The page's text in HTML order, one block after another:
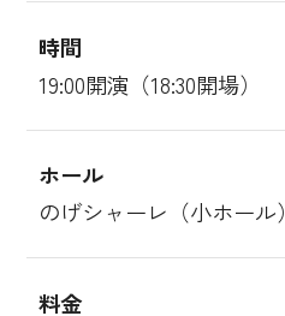
時間
19:00開演（18:30開場）
ホール
のげシャーレ（小ホール）
料金